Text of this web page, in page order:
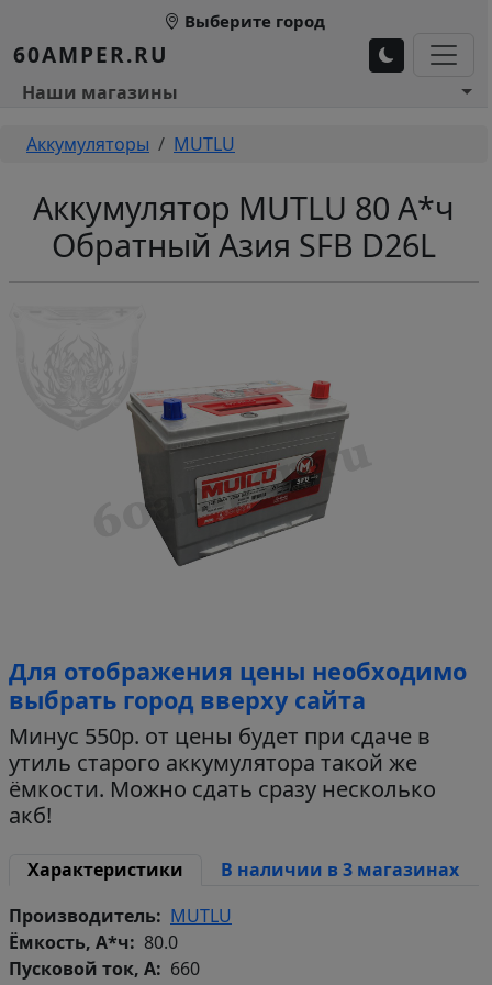
Перейти к основному содержанию
Выберите город
60AMPER.RU
Основное меню 1
Наши магазины
Строка навигации
Аккумуляторы MUTLU
Аккумулятор MUTLU 80 А*ч
Обратный Азия SFB D26L
Для отображения цены необходимо
выбрать город вверху сайта
Минус 550р. от цены будет при сдаче в
утиль старого аккумулятора такой же
ёмкости. Можно сдать сразу несколько
акб!
Характеристики
В наличии в 3 магазинах
Производитель
MUTLU
Ёмкость, А*ч
80.0
Пусковой ток, А
660